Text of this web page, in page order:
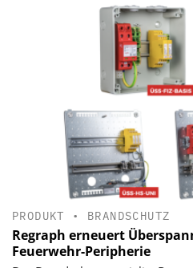
PRODUKT • BRANDSCHUTZ
Regraph erneuert
Feuerwehr-Peripherie